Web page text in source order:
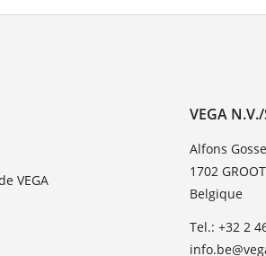
VEGA
VEGA
Alfons
1702
Belgique
Tel.: +32 2